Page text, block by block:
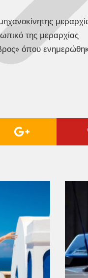
της μεραρχίας
όπου
Google